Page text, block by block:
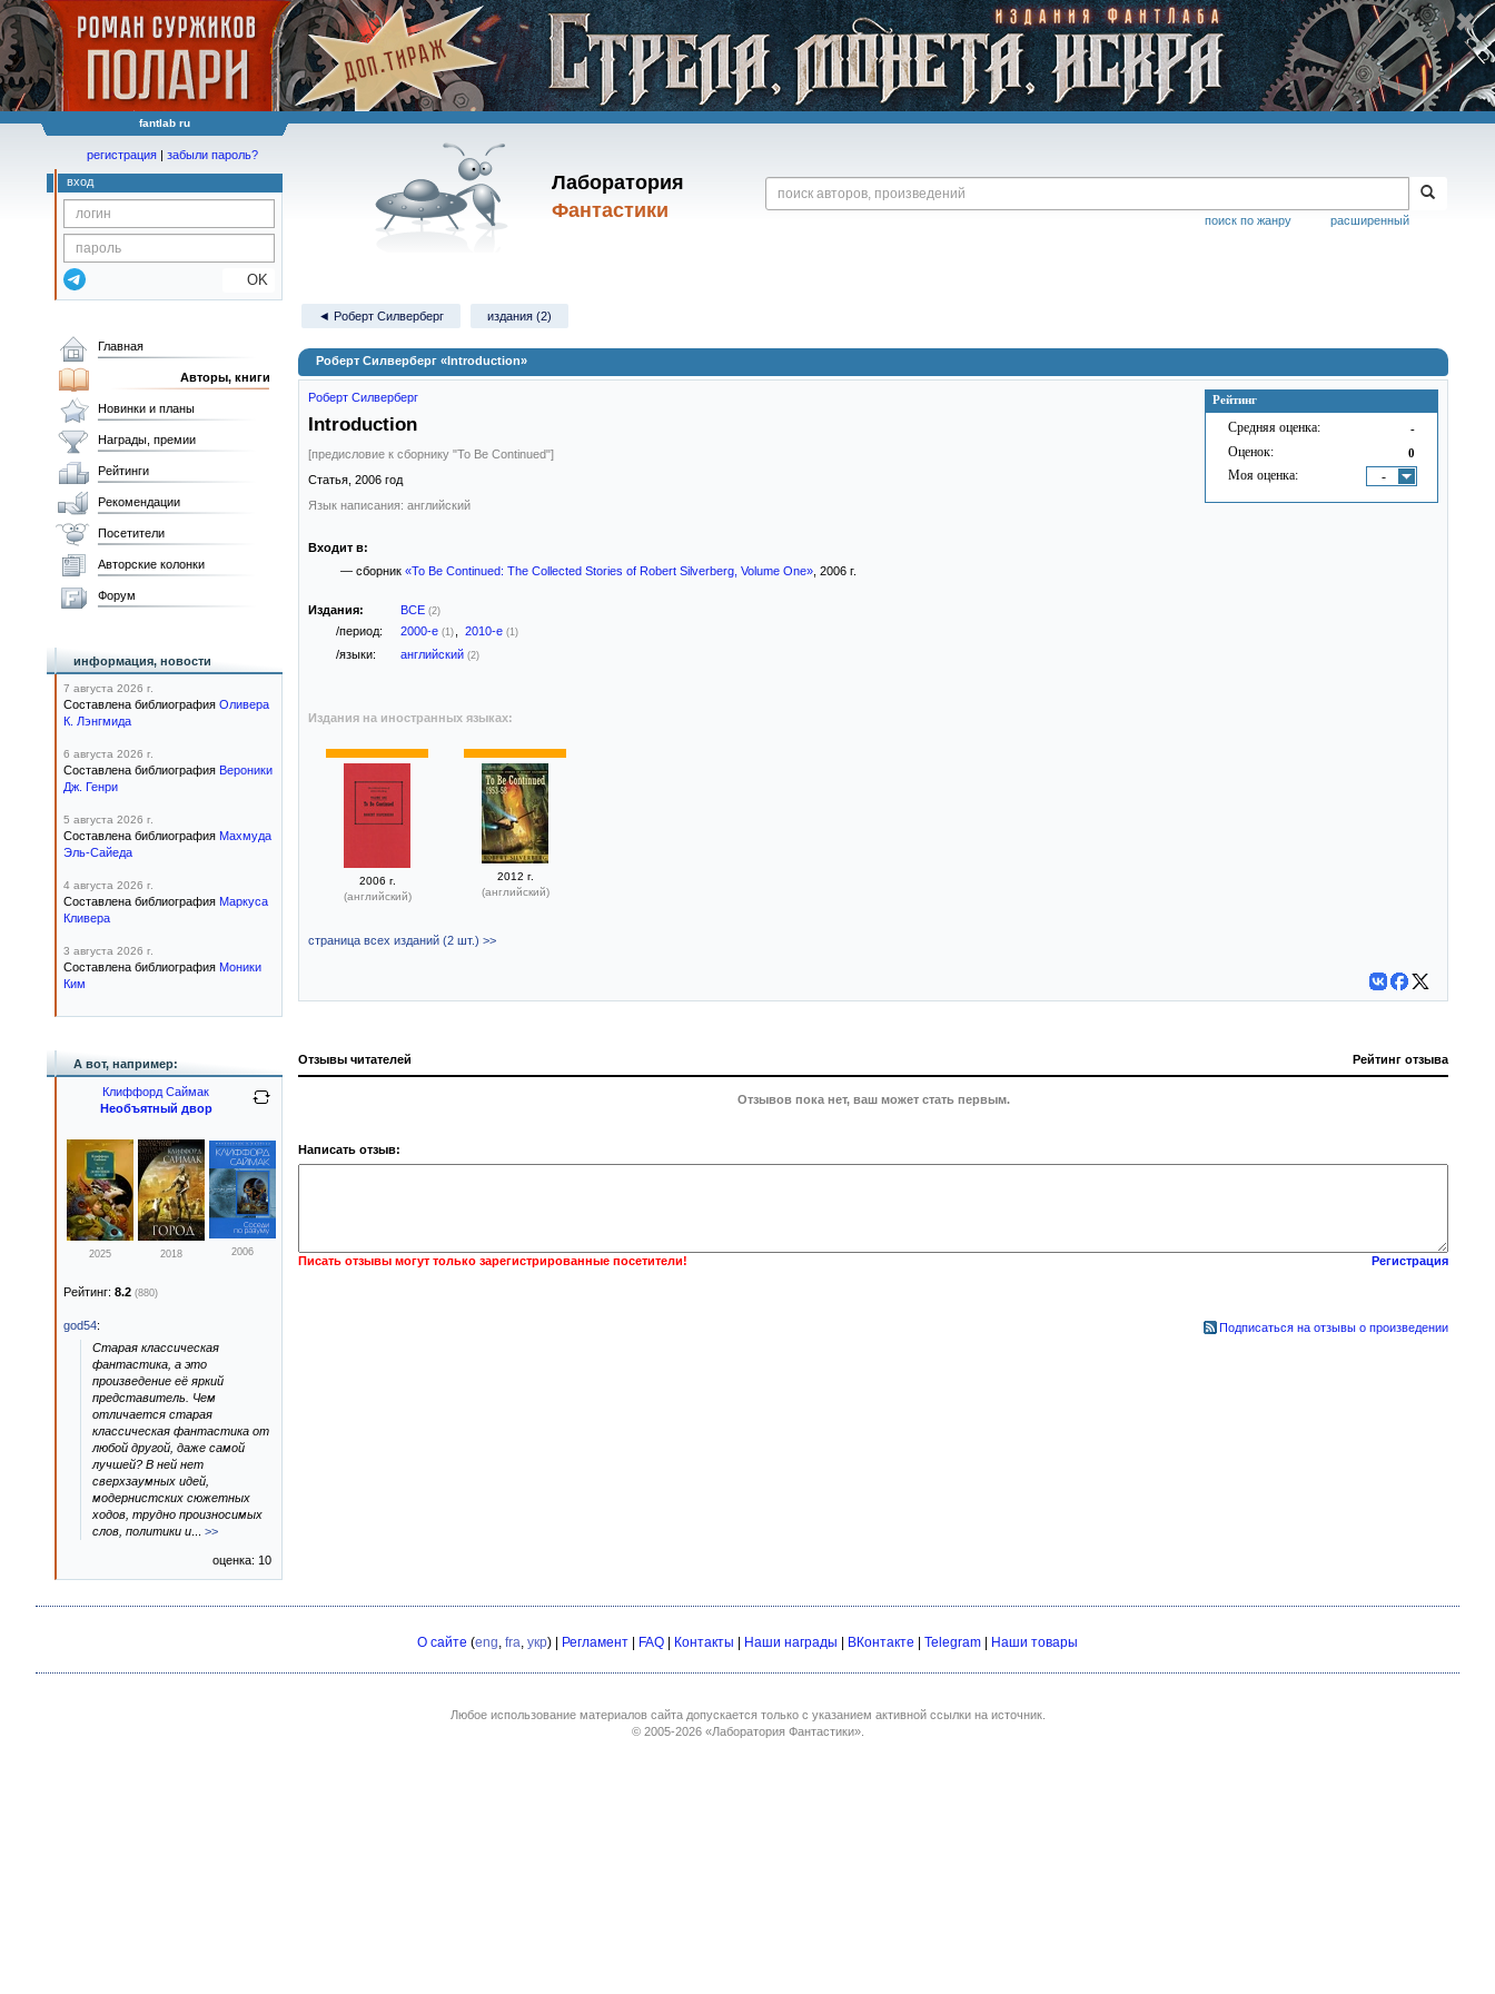
fantlab ru
Лаборатория
Фантастики
расширенный
поиск по жанру
регистрация | забыли пароль?
вход
OK
◄ Роберт Силверберг издания (2)
Роберт Силверберг «Introduction»
Рейтинг
Средняя оценка: -
Оценок: 0
Моя оценка: -
Роберт Силверберг
Introduction
[предисловие к сборнику "To Be Continued"]
Статья, 2006 год
Язык написания: английский
Входит в:
— сборник «To Be Continued: The Collected Stories of Robert Silverberg, Volume One», 2006 г.
Издания: ВСЕ (2)
/период: 2000-е (1) 2010-е (1)
/языки: английский (2)
Издания на иностранных языках:
2006 г.
(английский)
2012 г.
(английский)
страница всех изданий (2 шт.) >>
Отзывы читателей Рейтинг отзыва
Отзывов пока нет, ваш может стать первым.
Написать отзыв:
Писать отзывы могут только зарегистрированные посетители! Регистрация
Подписаться на отзывы о произведении
Главная
Авторы, книги
Новинки и планы
Награды, премии
Рейтинги
Рекомендации
Посетители
Авторские колонки
Форум
информация, новости
7 августа 2026 г.
Составлена библиография Оливера
К. Лэнгмида
6 августа 2026 г.
Составлена библиография Вероники
Дж. Генри
5 августа 2026 г.
Составлена библиография Махмуда
Эль-Сайеда
4 августа 2026 г.
Составлена библиография Маркуса
Кливера
3 августа 2026 г.
Составлена библиография Моники
Ким
А вот, например:
Клиффорд Саймак
Необъятный двор
2025 2018 2006
Рейтинг: 8.2 (880)
god54:
Старая классическая
фантастика, а это
произведение её яркий
представитель. Чем
отличается старая
классическая фантастика от
любой другой, даже самой
лучшей? В ней нет
сверхзаумных идей,
модернистских сюжетных
ходов, трудно произносимых
слов, политики и
>>
оценка: 10
О сайте (eng, fra, укр) | Регламент FAQ Контакты Наши награды ВКонтакте Telegram Наши товары
Любое использование материалов сайта допускается только с указанием активной ссылки на источник.
© 2005-2026 «Лаборатория Фантастики».